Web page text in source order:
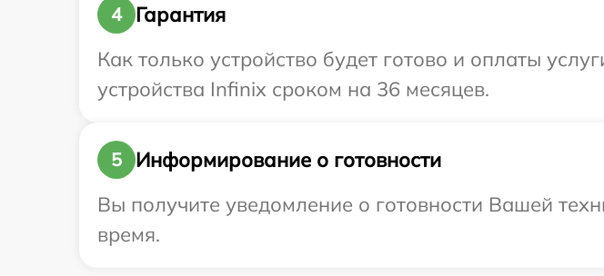
4
Гарантия
Как только устройство будет готово и оплаты
устройства Infinix сроком на 36 месяцев.
5
Информирование о готовности
Вы получите уведомление о готовности Вашей
время.